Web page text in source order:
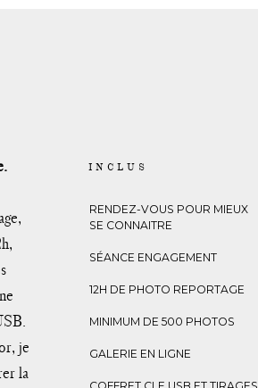
je
la
INCLUS
RENDEZ-VOUS POUR MIEUX
SE CONNAITRE
SÉANCE ENGAGEMENT
12H DE PHOTO REPORTAGE
MINIMUM DE 500 PHOTOS
GALERIE EN LIGNE